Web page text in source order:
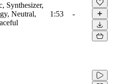
Synthesizer,
Neutral,
1:53 -